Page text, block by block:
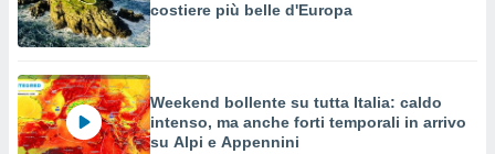
costiere più belle d'Europa
Weekend bollente su tutta Italia: caldo
intenso, ma anche forti temporali in arrivo
su Alpi e Appennini